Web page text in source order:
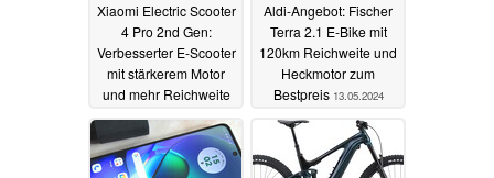
Xiaomi Electric Scooter
4 Pro 2nd Gen:
Verbesserter E-Scooter
mit stärkerem Motor
und mehr Reichweite
startet mit Rabatt
13.05.2024
Aldi-Angebot: Fischer
Terra 2.1 E-Bike mit
120km Reichweite und
Heckmotor zum
Bestpreis 13.05.2024